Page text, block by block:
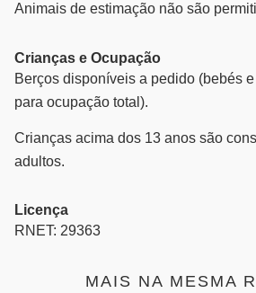
Animais de estimação não são
Crianças e Ocupação
Berços disponíveis a pedido (bebés
para ocupação total).
Crianças acima dos 13 anos são
adultos.
Licença
RNET: 29363
MAIS NA MESMA